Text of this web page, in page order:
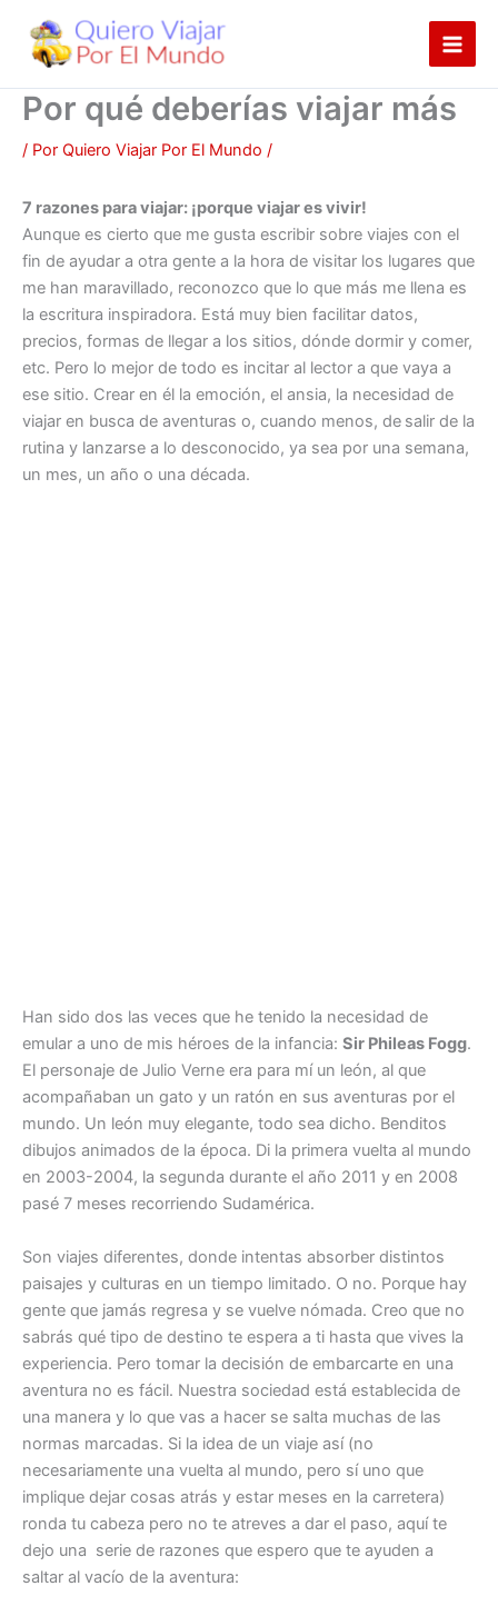
contenido
Por qué deberías viajar más
/ Por Quiero Viajar Por El Mundo /
7 razones para viajar: ¡porque viajar es vivir!
Aunque es cierto que me gusta escribir sobre viajes con el
fin de ayudar a otra gente a la hora de visitar los lugares que
me han maravillado, reconozco que lo que más me llena es
la escritura inspiradora. Está muy bien facilitar datos,
precios, formas de llegar a los sitios, dónde dormir y comer,
etc. Pero lo mejor de todo es incitar al lector a que vaya a
ese sitio. Crear en él la emoción, el ansia, la necesidad de
viajar en busca de aventuras o, cuando menos, de salir de la
rutina y lanzarse a lo desconocido, ya sea por una semana,
un mes, un año o una década.
Han sido dos las veces que he tenido la necesidad de
emular a uno de mis héroes de la infancia: Sir Phileas Fogg.
El personaje de Julio Verne era para mí un león, al que
acompañaban un gato y un ratón en sus aventuras por el
mundo. Un león muy elegante, todo sea dicho. Benditos
dibujos animados de la época. Di la primera vuelta al mundo
en 2003-2004, la segunda durante el año 2011 y en 2008
pasé 7 meses recorriendo Sudamérica.
Son viajes diferentes, donde intentas absorber distintos
paisajes y culturas en un tiempo limitado. O no. Porque hay
gente que jamás regresa y se vuelve nómada. Creo que no
sabrás qué tipo de destino te espera a ti hasta que vives la
experiencia. Pero tomar la decisión de embarcarte en una
aventura no es fácil. Nuestra sociedad está establecida de
una manera y lo que vas a hacer se salta muchas de las
normas marcadas. Si la idea de un viaje así (no
necesariamente una vuelta al mundo, pero sí uno que
implique dejar cosas atrás y estar meses en la carretera)
ronda tu cabeza pero no te atreves a dar el paso, aquí te
dejo una serie de razones que espero que te ayuden a
saltar al vacío de la aventura: